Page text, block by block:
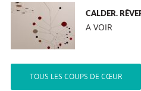
CALDER.
A VOIR
TOUS LES COUPS DE CŒUR